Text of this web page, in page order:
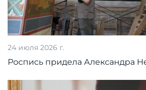
24 июля 2026 г.
Роспись придела Александра